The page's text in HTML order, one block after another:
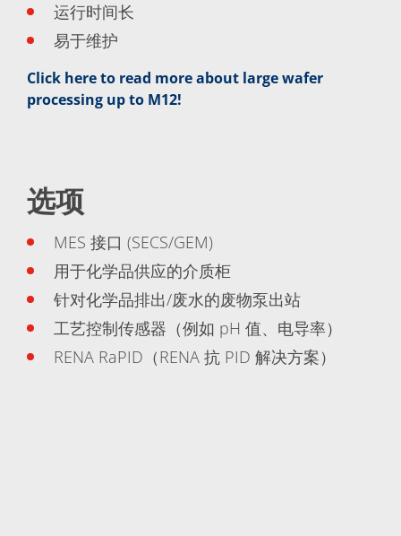
运行时间长
易于维护
Click here to read more about large wafer
processing up to M12!
选项
MES 接口 (SECS/GEM)
用于化学品供应的介质柜
针对化学品排出/废水的废物泵出站
工艺控制传感器（例如 pH 值、电导率）
RENA RaPID（RENA 抗 PID 解决方案）